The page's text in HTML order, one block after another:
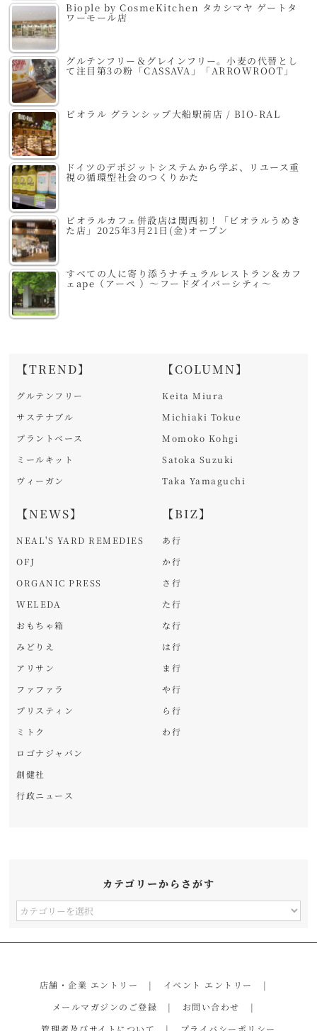
Biople by CosmeKitchen タカシマヤ ゲートタ
ワーモール店
グルテンフリー＆グレインフリー。小麦の代替とし
て注目第3の粉「CASSAVA」「ARROWROOT」
ビオラル グランシップ大船駅前店 / BIO-RAL
ドイツのデポジットシステムから学ぶ、リユース重
視の循環型社会のつくりかた
ビオラルカフェ併設店は関西初！「ビオラルうめき
た店」2025年3月21日(金)オープン
すべての人に寄り添うナチュラルレストラン＆カフ
ェape（アーペ ）～フードダイバーシティ～
【TREND】
グルテンフリー
サステナブル
プラントベース
ミールキット
ヴィーガン
【NEWS】
NEAL'S YARD REMEDIES
OFJ
ORGANIC PRESS
WELEDA
おもちゃ箱
みどりえ
アリサン
ファファラ
プリスティン
ミトク
ロゴナジャパン
創健社
行政ニュース
【COLUMN】
Keita Miura
Michiaki Tokue
Momoko Kohgi
Satoka Suzuki
Taka Yamaguchi
【BIZ】
あ行
か行
さ行
た行
な行
は行
ま行
や行
ら行
わ行
カテゴリーからさがす
カ
店舗・企業 エントリー
イベント エントリー
メールマガジンのご登録
お問い合わせ